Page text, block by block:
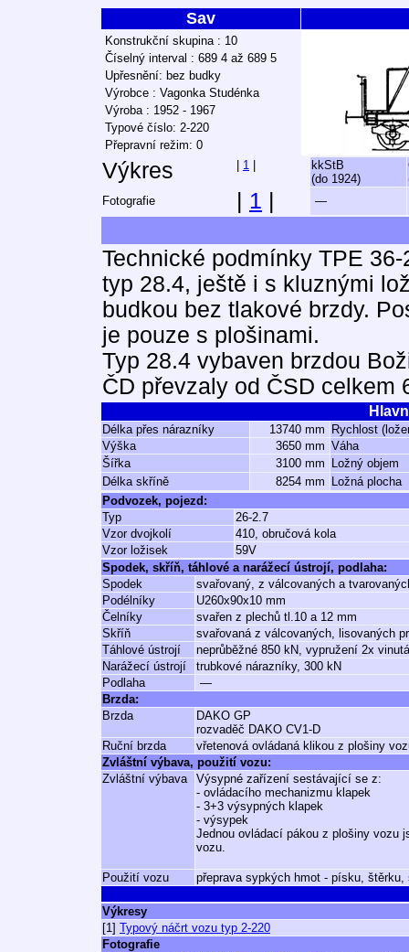
Sav
Konstrukční skupina : 10
Číselný interval : 689 4 až 689 5
Upřesnění: bez budky
Výrobce : Vagonka Studénka
Výroba : 1952 - 1967
Typové číslo: 2-220
Přepravní režim: 0
Výkres 1
kkStB
(do 1924)
Fotografie
1 —
Technické podmínky TPE
typ 28.4, ještě i s kluznými
budkou bez tlakové brzdy.
je pouze s plošinami.
Typ 28.4 vybaven brzdou
ČD převzaly od ČSD celkem
Délka přes nárazníky 13740 mm
Rychlost
Výška
3650 mm Váha
Šířka
3100 mm
Ložný objem
Délka skříně
8254 mm
Ložná plocha
Podvozek, pojezd:
Typ
26-2.7
Vzor dvojkolí
410, obručová kola
Vzor ložisek
59V
Spodek, skříň, táhlové a narážecí ústrojí, podlaha:
Spodek
svařovaný, z válcovaných a
Podélníky
U260x90x10 mm
Čelníky
svařen z plechů tl.10 a 12 mm
Skříň
svařovaná z válcovaných, lisovaných
Táhlové ústrojí
neprůběžné 850 kN, vypružení 2x
Narážecí ústrojí
trubkové nárazníky, 300 kN
Podlaha
—
Brzda:
Brzda
DAKO GP
rozvaděč DAKO CV1-D
Ruční brzda
vřetenová ovládaná klikou z plošiny
Zvláštní výbava, použití vozu:
Zvláštní výbava
Výsypné zařízení sestávající se z:
- ovládacího mechanizmu klapek
- 3+3 výsypných klapek
- výsypek
Jednou ovládací pákou z plošiny vozu
vozu.
Použití vozu přeprava sypkých hmot - písku,
Výkresy
[1] Typový náčrt vozu typ 2-220
Fotografie